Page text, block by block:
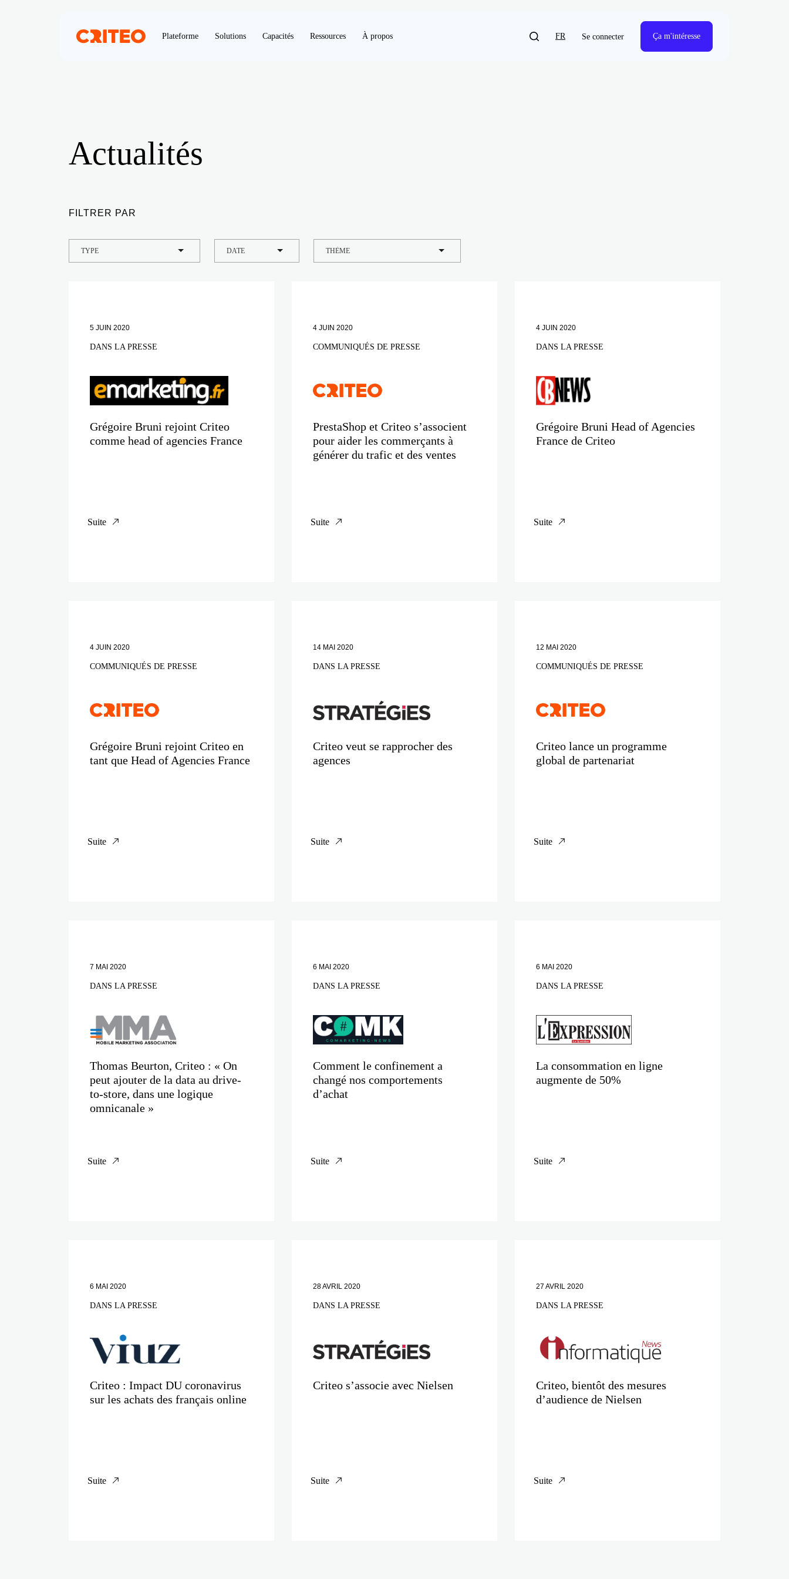
Plateforme Solutions Capacités Ressources À propos FR Se connecter Ça m'intéresse
Actualités
FILTRER PAR
TYPE DATE THÈME
5 JUIN 2020
DANS LA PRESSE
Grégoire Bruni rejoint Criteo
comme head of agencies France
Suite
4 JUIN 2020
COMMUNIQUÉS DE PRESSE
PrestaShop et Criteo s’associent
pour aider les commerçants à
générer du trafic et des ventes
Suite
4 JUIN 2020
DANS LA PRESSE
Grégoire Bruni Head of Agencies
France de Criteo
Suite
4 JUIN 2020
COMMUNIQUÉS DE PRESSE
Grégoire Bruni rejoint Criteo en
tant que Head of Agencies France
Suite
14 MAI 2020
DANS LA PRESSE
Criteo veut se rapprocher des
agences
Suite
12 MAI 2020
COMMUNIQUÉS DE PRESSE
Criteo lance un programme
global de partenariat
Suite
7 MAI 2020
DANS LA PRESSE
Thomas Beurton, Criteo : « On
peut ajouter de la data au drive-
to-store, dans une logique
omnicanale »
Suite
6 MAI 2020
DANS LA PRESSE
Comment le confinement a
changé nos comportements
d’achat
Suite
6 MAI 2020
DANS LA PRESSE
La consommation en ligne
augmente de 50%
Suite
6 MAI 2020
DANS LA PRESSE
Criteo : Impact DU coronavirus
sur les achats des français online
Suite
28 AVRIL 2020
DANS LA PRESSE
Criteo s’associe avec Nielsen
Suite
27 AVRIL 2020
DANS LA PRESSE
Criteo, bientôt des mesures
d’audience de Nielsen
Suite